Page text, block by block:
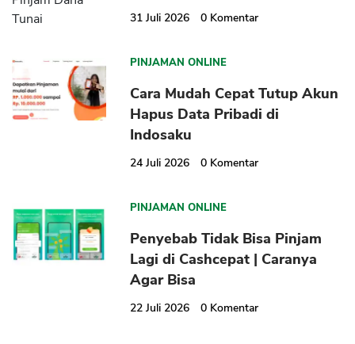
31 Juli 2026 0 Komentar
PINJAMAN ONLINE
Cara Mudah Cepat Tutup Akun
Hapus Data Pribadi di
Indosaku
24 Juli 2026 0 Komentar
PINJAMAN ONLINE
Penyebab Tidak Bisa Pinjam
Lagi di Cashcepat | Caranya
Agar Bisa
22 Juli 2026 0 Komentar